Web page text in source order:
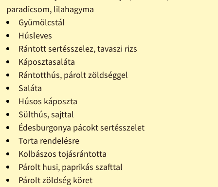
paradicsom, lilahagyma
Gyümölcstál
Húsleves
Rántott sertésszelez, tavaszi rizs
Káposztasaláta
Rántotthús, párolt zöldséggel
Saláta
Húsos káposzta
Sülthús, sajttal
Édesburgonya pácokt sertésszelet
Torta rendelésre
Kolbászos tojásrántotta
Párolt husi, paprikás szafttal
Párolt zöldség köret